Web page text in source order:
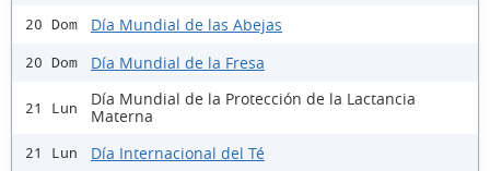
20 Dom Día Mundial de las Abejas
20 Dom Día Mundial de la Fresa
21 Lun
Día Mundial de la Protección de la Lactancia
Materna
21 Lun Día Internacional del Té